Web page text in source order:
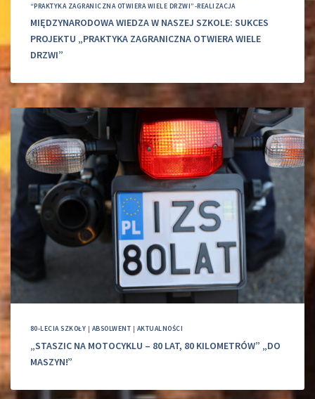
“PRAKTYKA ZAGRANICZNA OTWIERA WIELE DRZWI”-REALIZACJA
MIĘDZYNARODOWA WIEDZA W NASZEJ SZKOLE: SUKCES
PROJEKTU „PRAKTYKA ZAGRANICZNA OTWIERA WIELE
DRZWI”
80-LECIA SZKOŁY | ABSOLWENT | AKTUALNOŚCI
„STASZIC NA MOTOCYKLU – 80 LAT, 80 KILOMETRÓW” „DO
MASZYN!”